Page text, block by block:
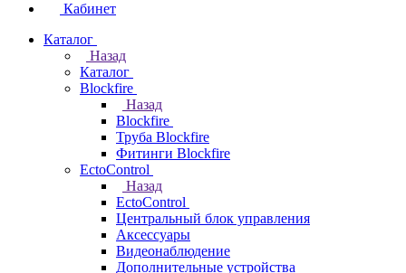
Кабинет
Каталог
Назад
Каталог
Blockfire
Назад
Blockfire
Труба Blockfire
Фитинги Blockfire
EctoControl
Назад
EctoControl
Центральный блок управления
Аксессуары
Видеонаблюдение
Дополнительные устройства